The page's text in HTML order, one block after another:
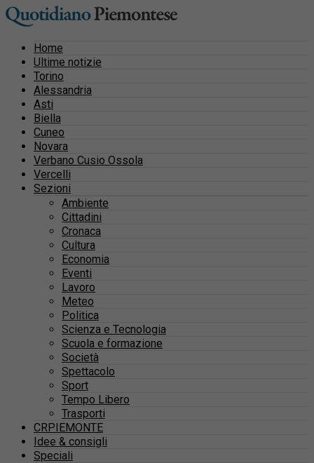
Home
Ultime notizie
Torino
Alessandria
Asti
Biella
Cuneo
Novara
Verbano Cusio Ossola
Vercelli
Sezioni
Ambiente
Cittadini
Cronaca
Cultura
Economia
Eventi
Lavoro
Meteo
Politica
Scienza e Tecnologia
Scuola e formazione
Società
Spettacolo
Sport
Tempo Libero
Trasporti
CRPIEMONTE
Idee & consigli
Speciali